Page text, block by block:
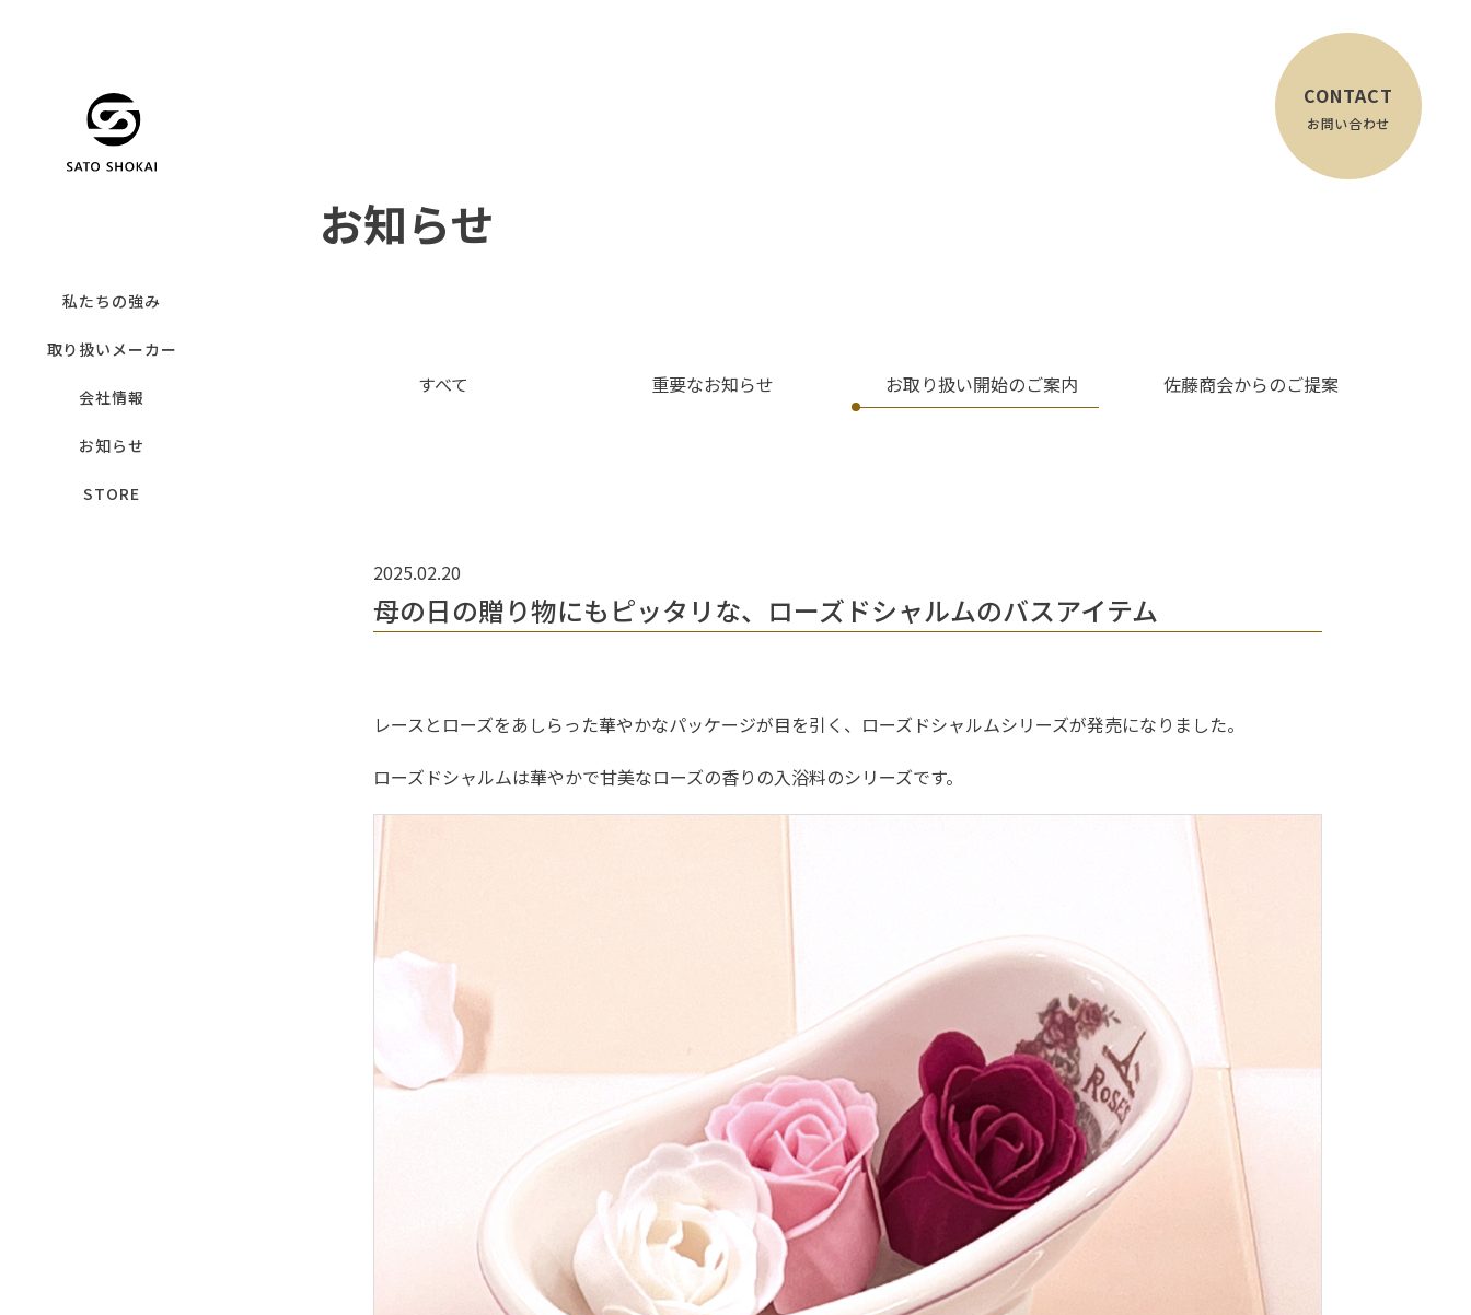
私たちの強み
取り扱いメーカー
会社情報
お知らせ
STORE
お知らせ
すべて 重要なお知らせ お取り扱い開始のご案内 佐藤商会からのご提案
2025.02.20
母の日の贈り物にもピッタリな、ローズドシャルムのバスアイテム
レースとローズをあしらった華やかなパッケージが目を引く、ローズドシャルムシリーズが発売になりました。
ローズドシャルムは華やかで甘美なローズの香りの入浴料のシリーズです。
CONTACT
お問い合わせ